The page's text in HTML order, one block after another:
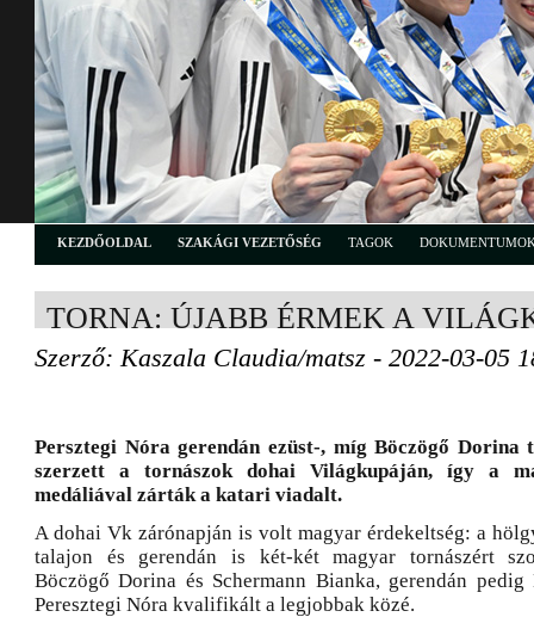
KEZDŐOLDAL SZAKÁGI VEZETŐSÉG TAGOK
TORNA: ÚJABB ÉRMEK A
Szerző: Kaszala Claudia/matsz - 2022-03-05
Persztegi Nóra gerendán ezüst-, míg Böczögő Dorina
szerzett a tornászok dohai Világkupáján, így a
medáliával zárták a katari viadalt.
A dohai Vk zárónapján is volt magyar érdekeltség: a
talajon és gerendán is két-két magyar tornászért
Böczögő Dorina és Schermann Bianka, gerendán pedig
Peresztegi Nóra kvalifikált a legjobbak közé.